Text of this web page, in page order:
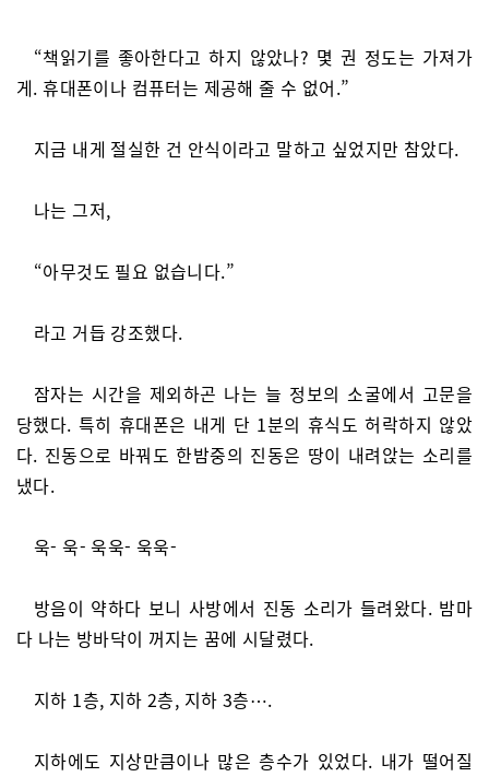
“책읽기를 좋아한다고 하지 않았나? 몇 권 정도는 가져가
게. 휴대폰이나 컴퓨터는 제공해 줄 수 없어.”
지금 내게 절실한 건 안식이라고 말하고 싶었지만 참았다.
나는 그저,
“아무것도 필요 없습니다.”
라고 거듭 강조했다.
잠자는 시간을 제외하곤 나는 늘 정보의 소굴에서 고문을
당했다. 특히 휴대폰은 내게 단 1분의 휴식도 허락하지 않았
다. 진동으로 바꿔도 한밤중의 진동은 땅이 내려앉는 소리를
냈다.
욱- 욱- 욱욱- 욱욱-
방음이 약하다 보니 사방에서 진동 소리가 들려왔다. 밤마
다 나는 방바닥이 꺼지는 꿈에 시달렸다.
지하 1층, 지하 2층, 지하 3층⋯.
지하에도 지상만큼이나 많은 층수가 있었다. 내가 떨어질